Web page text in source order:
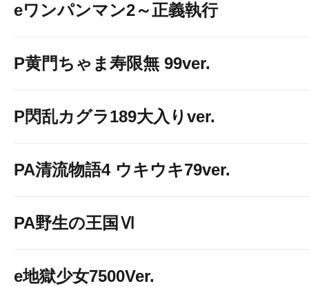
eワンパンマン2～正義執行
P黄門ちゃま寿限無 99ver.
P閃乱カグラ189大入りver.
PA清流物語4 ウキウキ79ver.
PA野生の王国Ⅵ
e地獄少女7500Ver.